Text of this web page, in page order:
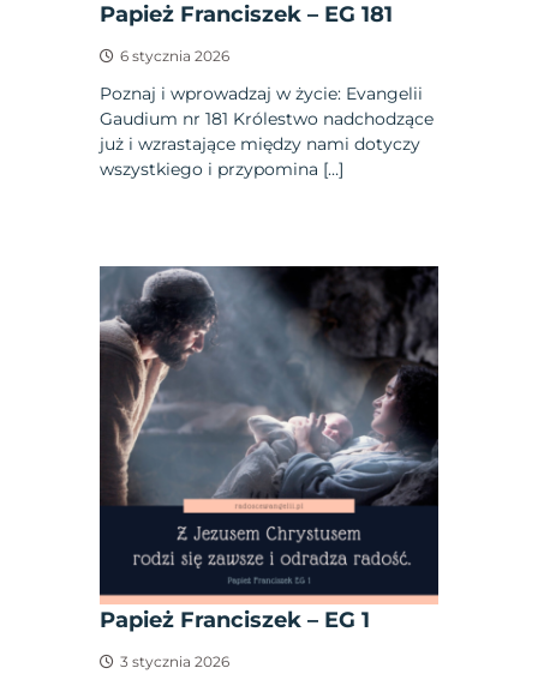
Papież Franciszek – EG 181
6 stycznia 2026
Poznaj i wprowadzaj w życie: Evangelii
Gaudium nr 181 Królestwo nadchodzące
już i wzrastające między nami dotyczy
wszystkiego i przypomina […]
Papież Franciszek – EG 1
3 stycznia 2026